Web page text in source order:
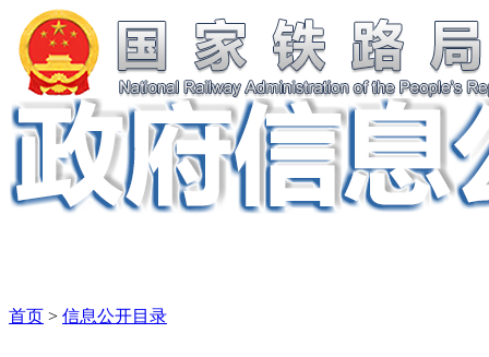
首页 > 信息公开目录